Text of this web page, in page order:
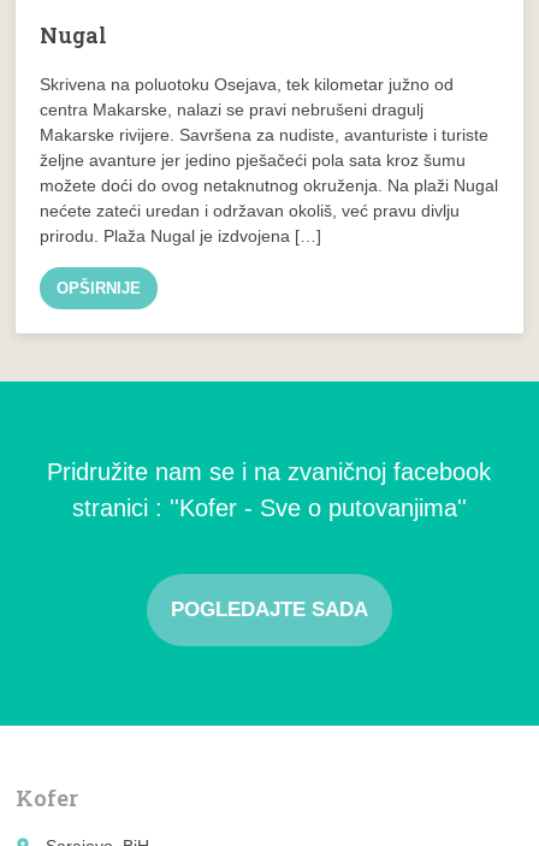
Nugal
Skrivena na poluotoku Osejava, tek kilometar južno od
centra Makarske, nalazi se pravi nebrušeni dragulj
Makarske rivijere. Savršena za nudiste, avanturiste i turiste
željne avanture jer jedino pješačeći pola sata kroz šumu
možete doći do ovog netaknutnog okruženja. Na plaži Nugal
nećete zateći uredan i održavan okoliš, već pravu divlju
prirodu. Plaža Nugal je izdvojena […]
OPŠIRNIJE
Pridružite nam se i na zvaničnoj facebook
stranici : ''Kofer - Sve o putovanjima''
POGLEDAJTE SADA
Kofer